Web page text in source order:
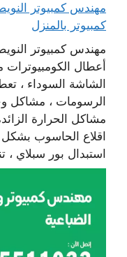
كمبيوتر بالمنزل
مهندس كمبيوتر
أعطال
الشاشة السوداء ،
الرسومات ، مشاكل
مشاكل الحرارة
اقلاع الحاسوب بشكل
استبدال بور سبلاي